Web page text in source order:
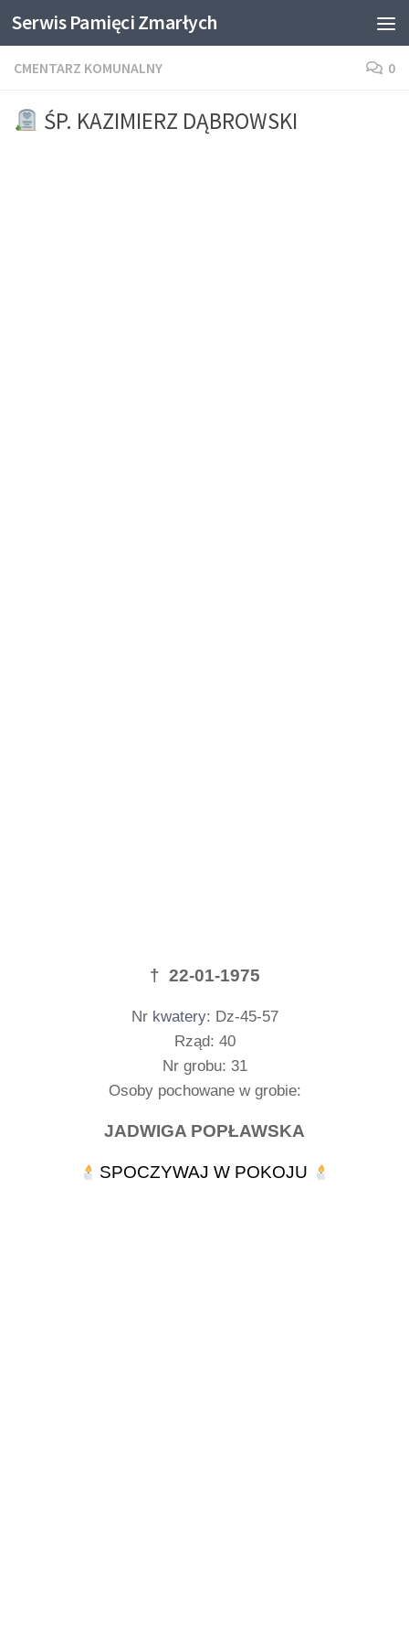
Skip to content
Serwis Pamięci Zmarłych
CMENTARZ KOMUNALNY 0
ŚP. KAZIMIERZ DĄBROWSKI
† 22-01-1975
Nr kwatery: Dz-45-57
Rząd: 40
Nr grobu: 31
Osoby pochowane w grobie:
JADWIGA POPŁAWSKA
SPOCZYWAJ W POKOJU